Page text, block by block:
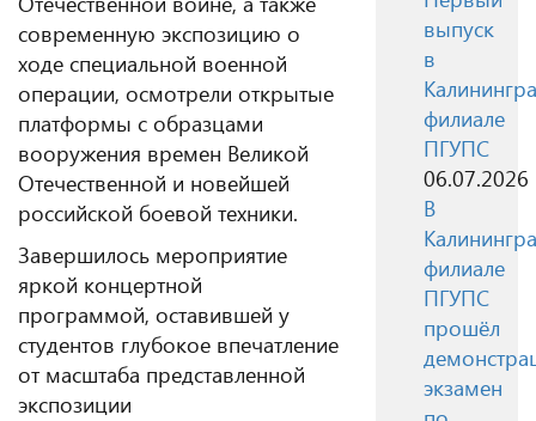
современную экспозицию о
ходе специальной военной
операции, осмотрели открытые
платформы с образцами
вооружения времен Великой
Отечественной и новейшей
российской боевой техники.
Завершилось мероприятие
яркой концертной
программой, оставившей у
студентов глубокое впечатление
от масштаба представленной
экспозиции
выпуск
в
филиале
ПГУПС
06.07.2026
В
филиале
ПГУПС
прошёл
экзамен